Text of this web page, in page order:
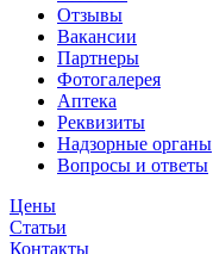
Отзывы
Вакансии
Партнеры
Фотогалерея
Аптека
Реквизиты
Надзорные органы
Вопросы и ответы
Цены
Статьи
Контакты